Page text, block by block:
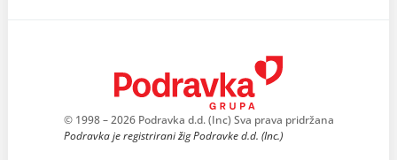
© 1998 – 2026 Podravka d.d. (Inc) Sva prava pridržana
Podravka je registrirani žig Podravke d.d. (Inc.)